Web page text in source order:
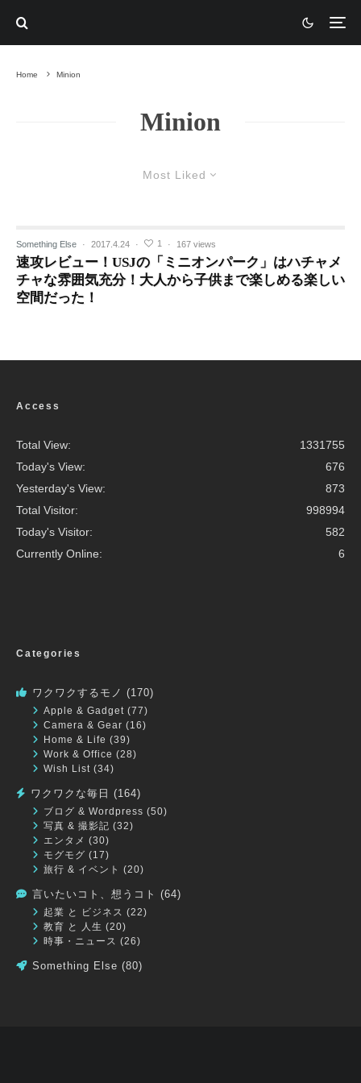
Home Minion
Minion
Most Liked
Something Else · 2017.4.24 · 1 · 167 views
速攻レビュー！USJの「ミニオンパーク」はハチャメ
チャな雰囲気充分！大人から子供まで楽しめる楽しい
空間だった！
Access
1331755
Total View:
676
Today's View:
873
Yesterday's View:
998994
Total Visitor:
582
Today's Visitor:
6
Currently Online:
Categories
ワクワクするモノ (170)
Apple & Gadget (77)
Camera & Gear (16)
Home & Life (39)
Work & Office (28)
Wish List (34)
ワクワクな毎日 (164)
ブログ & Wordpress (50)
写真 & 撮影記 (32)
エンタメ (30)
モグモグ (17)
旅行 & イベント
(20)
言いたいコト、想うコト (64)
起業 と ビジネス
(22)
教育 と 人生 (20)
時事・ニュース
(26)
Something Else (80)